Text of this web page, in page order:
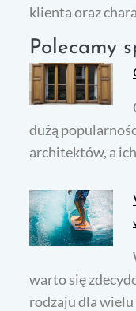
klienta oraz
Polecamy
dużą
architektów, a
warto się
rodzaju dla